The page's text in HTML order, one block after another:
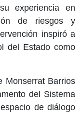
experiencia en
de riesgos y
inspiró a
del Estado como
Monserrat Barrios
del Sistema
de diálogo